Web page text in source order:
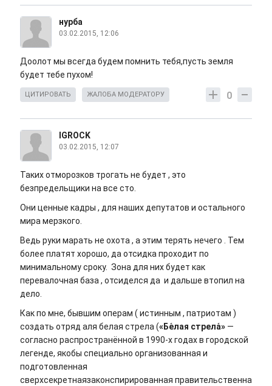
нурба
03.02.2015, 12:06
Доолот мы всегда будем помнить тебя,пусть земля
будет тебе пухом!
0
ЦИТИРОВАТЬ ЖАЛОБА МОДЕРАТОРУ
IGROCK
03.02.2015, 12:07
Таких отморозков трогать не будет , это
безпредельщики на все сто.
Они ценные кадры , для наших депутатов и остального
мира мерзкого.
Ведь руки марать не охота , а этим терять нечего . Тем
более платят хорошо, да отсидка проходит по
минимальному сроку. Зона для них будет как
перевалочная база , отсиделся да и дальше втопил на
дело.
Как по мне, бывшим операм ( истинным , патриотам )
создать отряд аля белая стрела («Бе́лая стрела́» —
согласно распространённой в 1990-х годах в городской
легенде, якобы специально организованная и
подготовленная
сверхсекретнаязаконспирированная правительственна